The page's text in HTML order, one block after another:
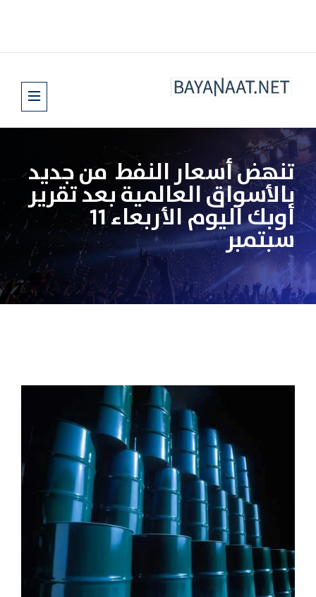
تنهض أسعار النفط من جديد
بالأسواق العالمية بعد تقرير
أوبك اليوم الأربعاء 11
سبتمبر